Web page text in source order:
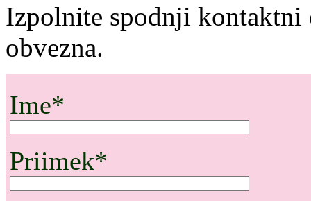
Izpolnite spodnji kontaktni
obvezna.
Ime*
Priimek*